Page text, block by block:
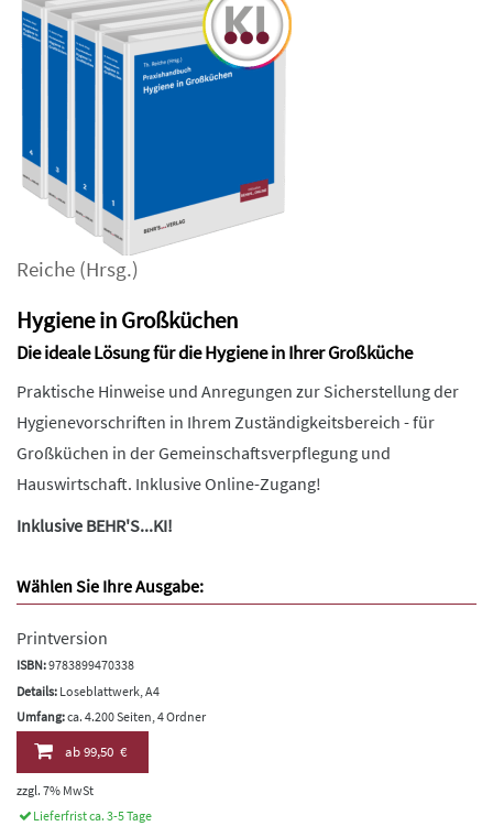
Reiche (Hrsg.)
Hygiene in Großküchen
Die ideale Lösung für die Hygiene in Ihrer Großküche
Praktische Hinweise und Anregungen zur Sicherstellung der
Hygienevorschriften in Ihrem Zuständigkeitsbereich - für
Großküchen in der Gemeinschaftsverpflegung und
Hauswirtschaft. Inklusive Online-Zugang!
Inklusive BEHR'S...KI!
Wählen Sie Ihre Ausgabe:
Printversion
ISBN:9783899470338
Details: Loseblattwerk, A4
Umfang:ca. 4.200 Seiten, 4 Ordner
ab99,50 €
zzgl. 7% MwSt
Lieferfrist ca. 3-5 Tage